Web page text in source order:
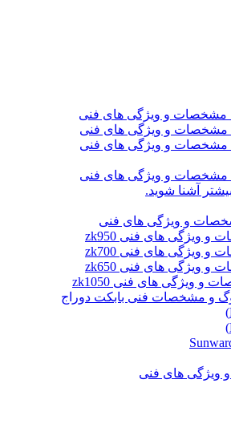
آشنا شوید.
ویژگی های فنی